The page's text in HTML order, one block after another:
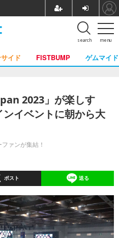
menu
search
イド FISTBUMP ゲムマイド
2023」が楽しす
イベントに朝から大
ァンが集結！
ポスト 送る